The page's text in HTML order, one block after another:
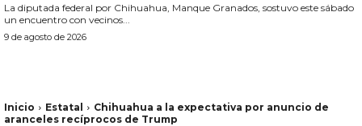
La diputada federal por Chihuahua, Manque Granados, sostuvo este sábado
un encuentro con vecinos...
9 de agosto de 2026